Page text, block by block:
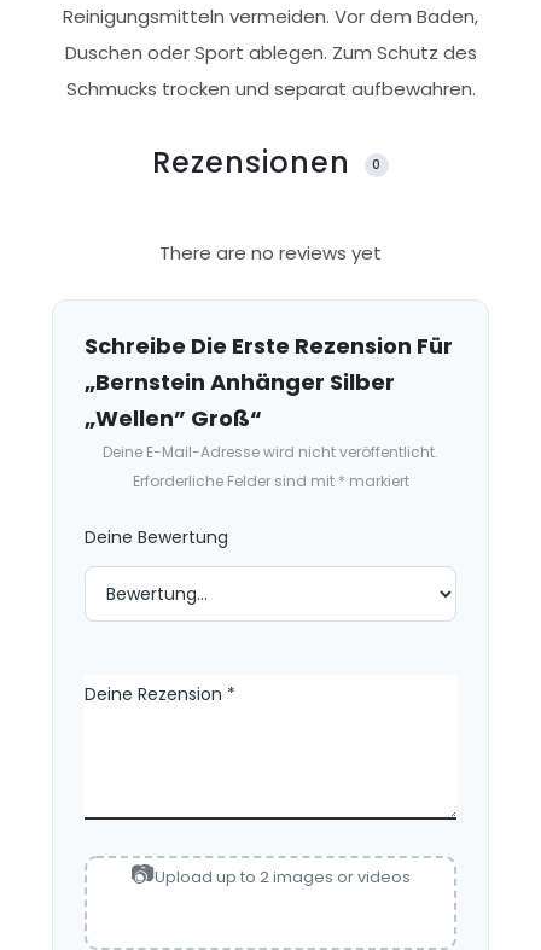
Reinigungsmitteln vermeiden. Vor dem Baden,
Duschen oder Sport ablegen. Zum Schutz des
Schmucks trocken und separat aufbewahren.
Rezensionen 0
z
There are no reviews yet
Schreibe Die Erste Rezension Für
„Bernstein Anhänger Silber
„Wellen” Groß“
Deine E-Mail-Adresse wird nicht veröffentlicht.
Erforderliche Felder sind mit * markiert
Deine Bewertung
Deine Rezension *
Upload up to 2 images or videos